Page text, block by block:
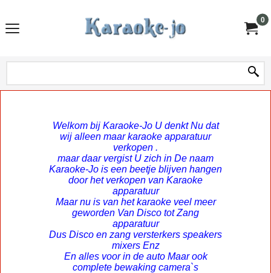
0
Welkom bij Karaoke-Jo U denkt Nu dat
wij alleen maar karaoke apparatuur
verkopen .
maar daar vergist U zich in De naam
Karaoke-Jo is een beetje blijven hangen
door het verkopen van Karaoke
apparatuur
Maar nu is van het karaoke veel meer
geworden Van Disco tot Zang
apparatuur
Dus Disco en zang versterkers speakers
mixers Enz
En alles voor in de auto Maar ook
complete bewaking camera`s